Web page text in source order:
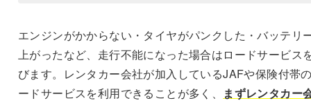
エンジンがかからない・タイヤがパンクした・バッテリ
上がったなど、走行不能になった場合はロードサービス
びます。レンタカー会社が加入しているJAFや保険付帯
ードサービスを利用できることが多く、
まずレンタカー